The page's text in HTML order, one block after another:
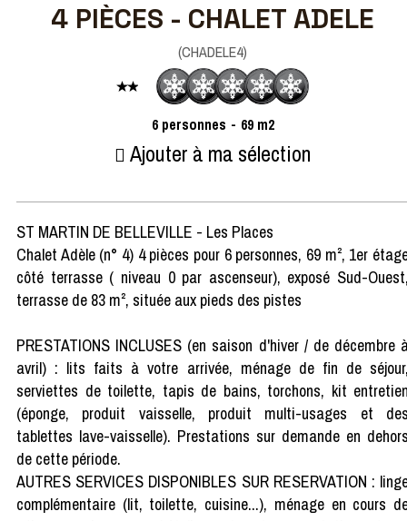
4 PIÈCES - CHALET ADELE
(CHADELE4)
6 personnes 69 m2
Ajouter à ma sélection
ST MARTIN DE BELLEVILLE - Les Places
Chalet Adèle (n° 4) 4 pièces pour 6 personnes, 69 m², 1er
côté terrasse ( niveau 0 par ascenseur), exposé Sud-
terrasse de 83 m², située aux pieds des pistes
PRESTATIONS INCLUSES (en saison d'hiver / de décembre
avril) : lits faits à votre arrivée, ménage de fin de
serviettes de toilette, tapis de bains, torchons, kit
(éponge, produit vaisselle, produit multi-usages et
tablettes lave-vaisselle). Prestations sur demande en
de cette période.
AUTRES SERVICES DISPONIBLES SUR RESERVATION :
complémentaire (lit, toilette, cuisine...), ménage en cours